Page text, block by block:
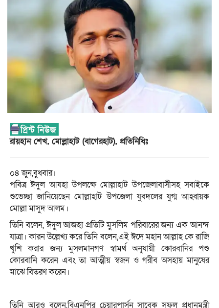
রায়হান শেখ, মোল্লাহাট (বাগেরহাট), প্রতিনিধিঃ
০৪ জুন,বুধবার।
পবিত্র ঈদুল আযহা উপলক্ষে মোল্লাহাট উপজেলাবাসীসহ সবাইকে
শুভেচ্ছা জানিয়েছেন মোল্লাহাট উপজেলা যুবদলের যুগ্ম আহ্বায়ক
মোল্লা মাসুদ আলম।
তিনি বলেন, ঈদুল আজহা প্রতিটি মুসলিম পরিবারের জন্য এক আনন্দ
যাত্রা। কারন উল্লেখ্য করে তিনি বলেন,এই ঈদে মহান আল্লাহ কে রাজি
খুশি করার জন্য মুসলমানগণ স্বামর্থ অনুযায়ী কোরবানির পশু
কোরবানি করেন এবং তা আত্মীয় স্বজন ও গরীব অসহায় মানুষের
মাঝে বিতরণ করেন।
তিনি আরও বলেন,বিএনপির চেয়ারপার্সন সাবেক সফল প্রধানমন্ত্রী